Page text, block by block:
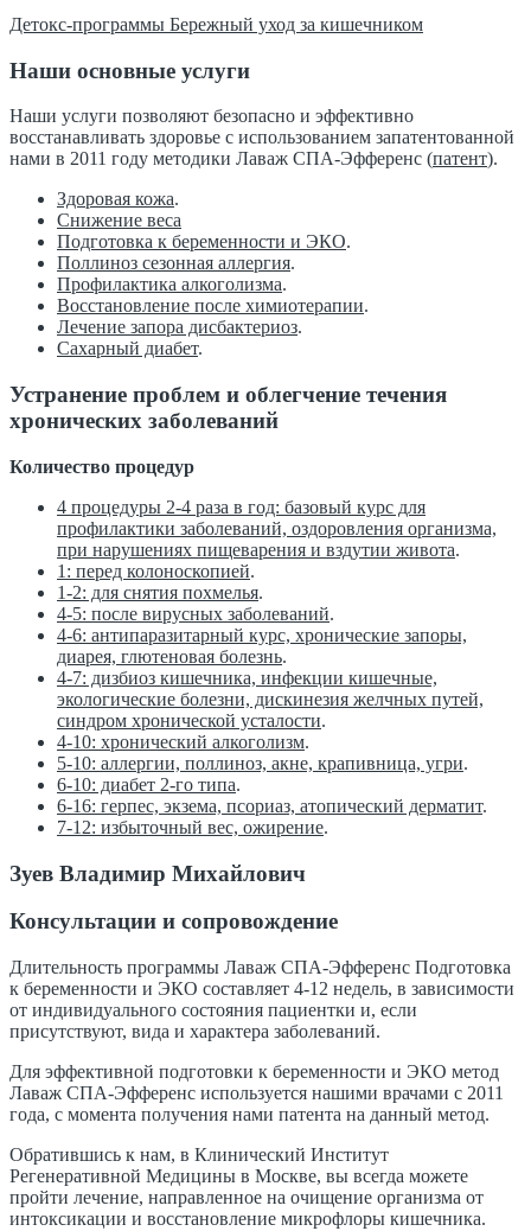
Детокс-программы Бережный уход за кишечником
Наши основные услуги
Наши услуги позволяют безопасно и эффективно
восстанавливать здоровье с использованием запатентованной
нами в 2011 году методики Лаваж СПА-Эфференс (патент).
Здоровая кожа.
Снижение веса
Подготовка к беременности и ЭКО.
Поллиноз сезонная аллергия.
Профилактика алкоголизма.
Восстановление после химиотерапии.
Лечение запора дисбактериоз.
Сахарный диабет.
Устранение проблем и облегчение течения
хронических заболеваний
Количество процедур
4 процедуры 2-4 раза в год: базовый курс для
профилактики заболеваний, оздоровления организма,
при нарушениях пищеварения и вздутии живота.
1: перед колоноскопией.
1-2: для снятия похмелья.
4-5: после вирусных заболеваний.
4-6: антипаразитарный курс, хронические запоры,
диарея, глютеновая болезнь.
4-7: дизбиоз кишечника, инфекции кишечные,
экологические болезни, дискинезия желчных путей,
синдром хронической усталости.
4-10: хронический алкоголизм.
5-10: аллергии, поллиноз, акне, крапивница, угри.
6-10: диабет 2-го типа.
6-16: герпес, экзема, псориаз, атопический дерматит.
7-12: избыточный вес, ожирение.
Зуев Владимир Михайлович
Консультации и сопровождение
Длительность программы Лаваж СПА-Эфференс Подготовка
к беременности и ЭКО составляет 4-12 недель, в зависимости
от индивидуального состояния пациентки и, если
присутствуют, вида и характера заболеваний.
Для эффективной подготовки к беременности и ЭКО метод
Лаваж СПА-Эфференс используется нашими врачами с 2011
года, с момента получения нами патента на данный метод.
Обратившись к нам, в Клинический Институт
Регенеративной Медицины в Москве, вы всегда можете
пройти лечение, направленное на очищение организма от
интоксикации и восстановление микрофлоры кишечника.